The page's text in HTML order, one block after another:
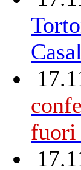
fuori